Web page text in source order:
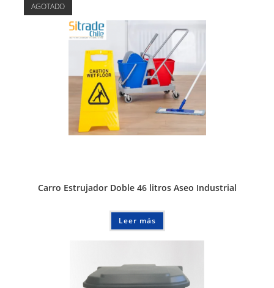
AGOTADO
Carro Estrujador Doble 46 litros Aseo Industrial
Leer más